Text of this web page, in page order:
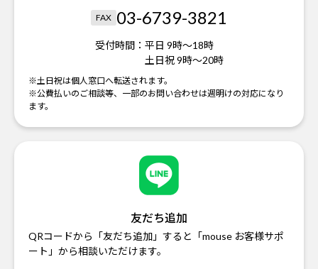
FAX 03-6739-3821
受付時間： 平日 9時～18時
土日祝 9時～20時
※土日祝は個人窓口へ転送されます。
※公費払いのご相談等、一部のお問い合わせは週明けの対応になり
ます。
友だち追加
QRコードから「友だち追加」すると「mouse お客様サポ
ート」から相談いただけます。